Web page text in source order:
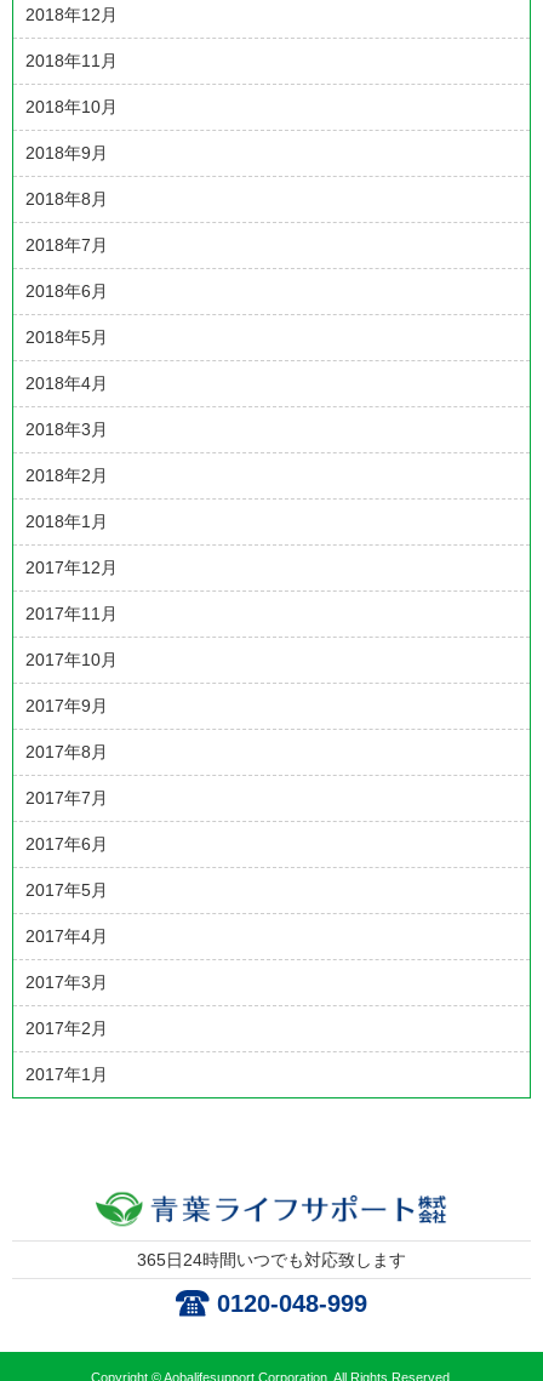
2018年12月
2018年11月
2018年10月
2018年9月
2018年8月
2018年7月
2018年6月
2018年5月
2018年4月
2018年3月
2018年2月
2018年1月
2017年12月
2017年11月
2017年10月
2017年9月
2017年8月
2017年7月
2017年6月
2017年5月
2017年4月
2017年3月
2017年2月
2017年1月
365日24時間いつでも対応致します
0120-048-999
Copyright © Aobalifesupport Corporation. All Rights Reserved.